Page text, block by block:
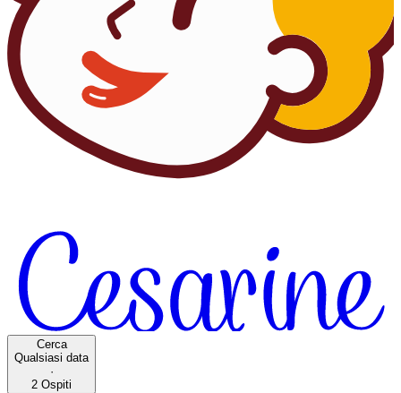
Cerca
Qualsiasi data
·
2 Ospiti